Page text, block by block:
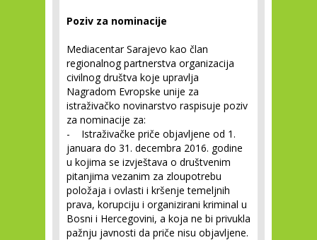
Poziv za nominacije
Mediacentar Sarajevo kao član
regionalnog partnerstva organizacija
civilnog društva koje upravlja
Nagradom Evropske unije za
istraživačko novinarstvo raspisuje poziv
za nominacije za:
- Istraživačke priče objavljene od 1.
januara do 31. decembra 2016. godine
u kojima se izvještava o društvenim
pitanjima vezanim za zloupotrebu
položaja i ovlasti i kršenje temeljnih
prava, korupciju i organizirani kriminal u
Bosni i Hercegovini, a koja ne bi privukla
pažnju javnosti da priče nisu objavljene.